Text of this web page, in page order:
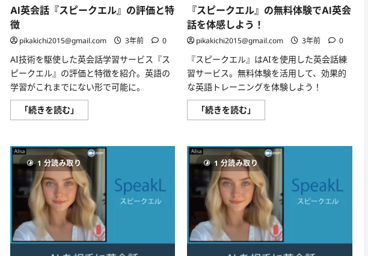
ウ
ト
増
や
そ
う！」
に
つ
て
に
む
さ
ら
に
む
AI英会話『スピークエル』の評価と特
徴
pikakichi2015@gmail.com 3年前 0
AI技術を駆使した英会話学習サービス『ス
ピークエル』の評価と特徴を紹介。英語の
学習がこれまでにない形で可能に。
「続きを読む」
英
ピ
ー
ク
エ
ル』
の
評
価
と
特
徴
に
つ
『スピークエル』の無料体験でAI英会
話を体感しよう！
pikakichi2015@gmail.com 3年前 0
『スピークエル』はAIを使用した英会話練
習サービス。無料体験を活用して、効果的
な英語トレーニングを体験しよう！
「続きを読む」
ピ
ル』
の
無
料
体
験
で
AI
英
会
話
を
体
1 分読み取り 1 分読み取り